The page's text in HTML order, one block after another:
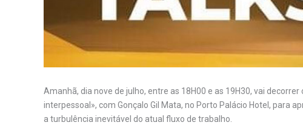
Amanhã, dia nove de julho, entre as 18H00 e as 19H30, vai
interpessoal», com Gonçalo Gil Mata, no Porto Palácio Hotel, para
a turbulência inevitável do atual fluxo de trabalho.